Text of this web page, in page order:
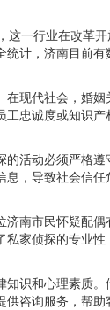
一行业在改革
计，济南目前
现代社会，婚
忠诚度或知识
活动必须严格
，导致社会信
南市民怀疑配
家侦探的专业
识和心理素质
咨询服务，帮